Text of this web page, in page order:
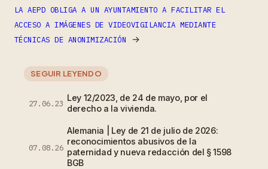
LA AEPD OBLIGA A UN AYUNTAMIENTO A FACILITAR EL
ACCESO A IMÁGENES DE VIDEOVIGILANCIA MEDIANTE
TÉCNICAS DE ANONIMIZACIÓN
→
SEGUIR LEYENDO
27.06.23
Ley 12/2023, de 24 de mayo, por el
derecho a la vivienda.
07.08.26
Alemania | Ley de 21 de julio de 2026:
reconocimientos abusivos de la
paternidad y nueva redacción del § 1598
BGB